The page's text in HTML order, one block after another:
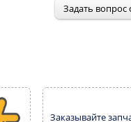
Заказывайте